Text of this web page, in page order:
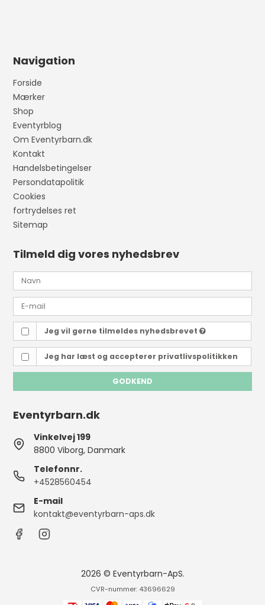
Navigation
Forside
Mærker
Shop
Eventyrblog
Om Eventyrbarn.dk
Kontakt
Handelsbetingelser
Persondatapolitik
Cookies
fortrydelses ret
Sitemap
Tilmeld dig vores nyhedsbrev
Jeg vil gerne tilmeldes nyhedsbrevet
Jeg har læst og accepterer privatlivspolitikken
GODKEND
Eventyrbarn.dk
Vinkelvej 199
8800 Viborg, Danmark
Telefonnr.
+4528560454
E-mail
kontakt@eventyrbarn-aps.dk
2026 © Eventyrbarn-ApS.
CVR-nummer: 43696629